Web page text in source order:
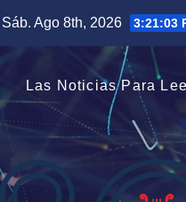
Sáb. Ago 8th, 2026 3:21:04
Las Noticias Para